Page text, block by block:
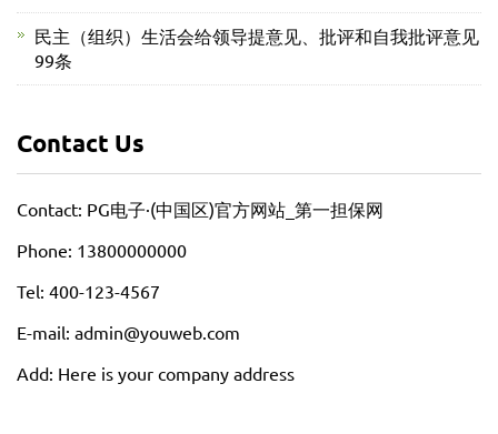
民主（组织）生活会给领导提意见、批评和自我批评意见
99条
Contact Us
Contact: PG电子·(中国区)官方网站_第一担保网
Phone: 13800000000
Tel: 400-123-4567
E-mail: admin@youweb.com
Add: Here is your company address